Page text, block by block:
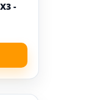
-